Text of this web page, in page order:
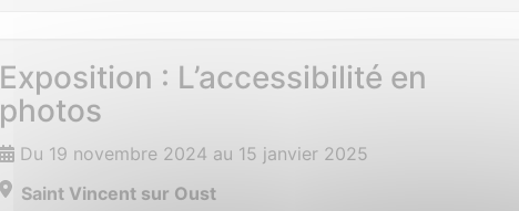
Exposition : L’accessibilité en
photos
Du 19 novembre 2024 au 15 janvier 2025
Saint Vincent sur Oust